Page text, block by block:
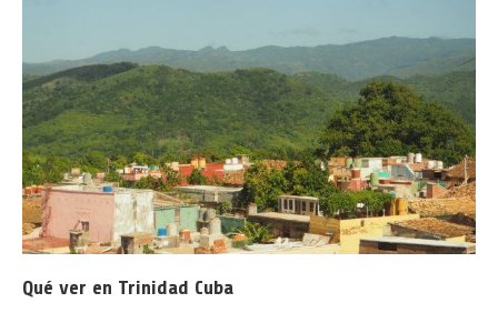
Qué ver en Trinidad Cuba